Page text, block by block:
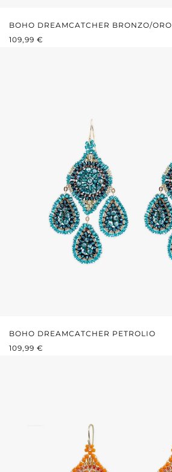
BOHO DREAMCATCHER BRONZO/ORO
PREZZO NORMALE:
109,99 €
BOHO DREAMCATCHER PETROLIO
PREZZO NORMALE:
109,99 €